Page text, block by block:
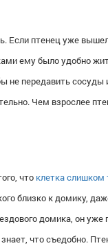
птенец уже
ему было удобно
не передавить сосуды
Чем взрослее
что клетка слишком
близко к домику,
домика, он уже
что съедобно.